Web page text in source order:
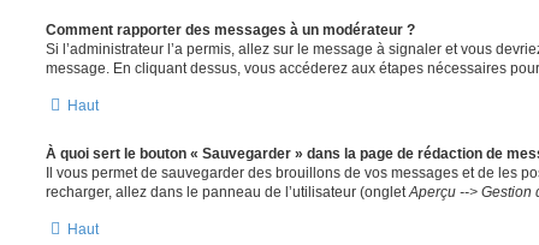
Comment rapporter des messages à un modérateur ?
Si l’administrateur l’a permis, allez sur le message à signaler et vous
message. En cliquant dessus, vous accéderez aux étapes nécessaires
Haut
À quoi sert le bouton « Sauvegarder » dans la page de rédaction de
Il vous permet de sauvegarder des brouillons de vos messages et de les
recharger, allez dans le panneau de l’utilisateur (onglet Aperçu --> Gestion
Haut